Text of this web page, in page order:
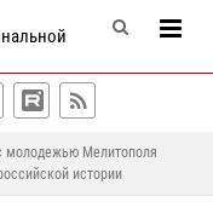
молодежью Мелитополя
истории